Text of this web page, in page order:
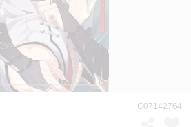
G07142764